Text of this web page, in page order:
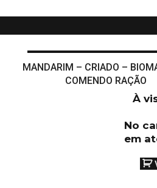
MANDARIM – CRIADO –
COMENDO RAÇÃO
À
No
em